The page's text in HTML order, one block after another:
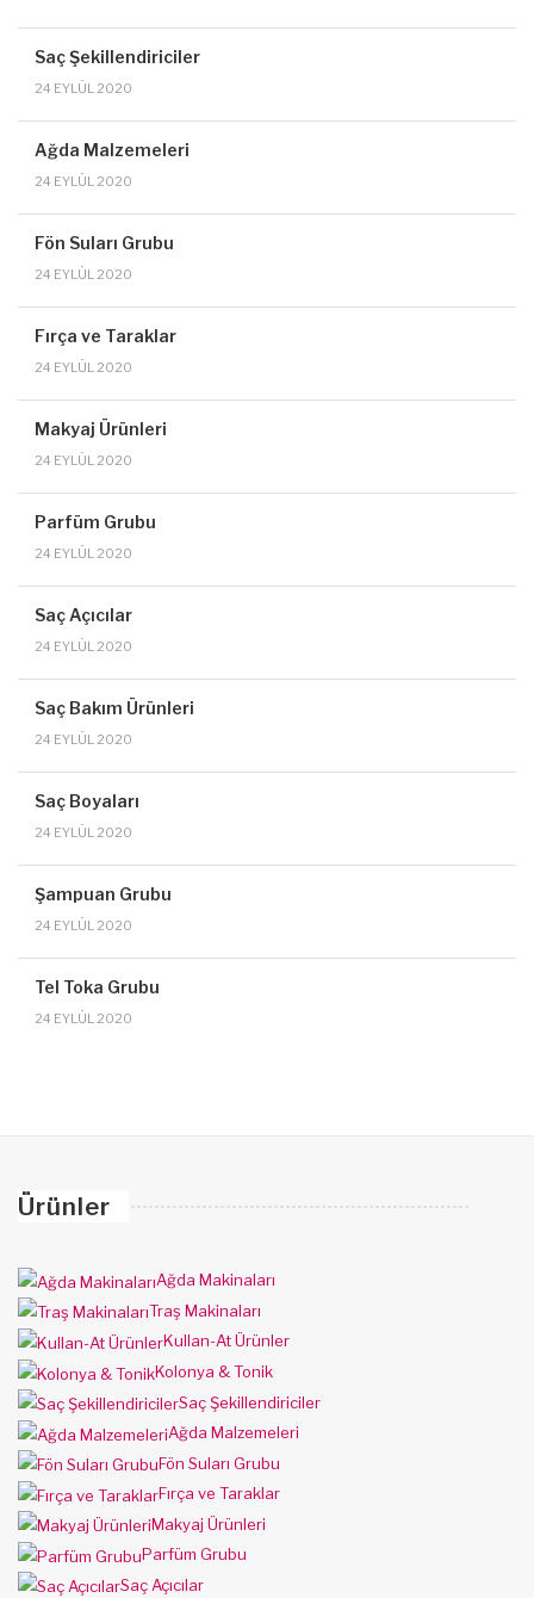
Saç Şekillendiriciler
24 EYLÜL 2020
Ağda Malzemeleri
24 EYLÜL 2020
Fön Suları Grubu
24 EYLÜL 2020
Fırça ve Taraklar
24 EYLÜL 2020
Makyaj Ürünleri
24 EYLÜL 2020
Parfüm Grubu
24 EYLÜL 2020
Saç Açıcılar
24 EYLÜL 2020
Saç Bakım Ürünleri
24 EYLÜL 2020
Saç Boyaları
24 EYLÜL 2020
Şampuan Grubu
24 EYLÜL 2020
Tel Toka Grubu
24 EYLÜL 2020
Ürünler
Ağda Makinaları
Traş Makinaları
Kullan-At Ürünler
Kolonya & Tonik
Saç Şekillendiriciler
Ağda Malzemeleri
Fön Suları Grubu
Fırça ve Taraklar
Makyaj Ürünleri
Parfüm Grubu
Saç Açıcılar